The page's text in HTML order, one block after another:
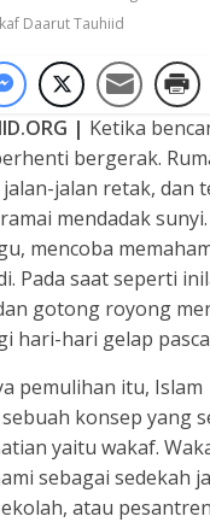
Daarut Tauhiid
| Ketika
bergerak.
jalan retak, dan
mendadak
mencoba
Pada saat seperti
gotong royong
hari-hari gelap
pemulihan itu, Islam
konsep yang
yaitu wakaf.
sebagai sedekah
atau